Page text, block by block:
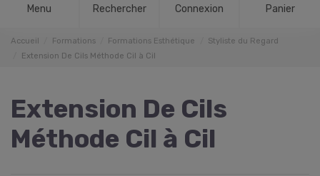
Menu Rechercher Connexion Panier
Accueil Formations Formations Esthétique
Styliste du Regard
Extension De Cils Méthode Cil à Cil
Extension De Cils
Méthode Cil à Cil